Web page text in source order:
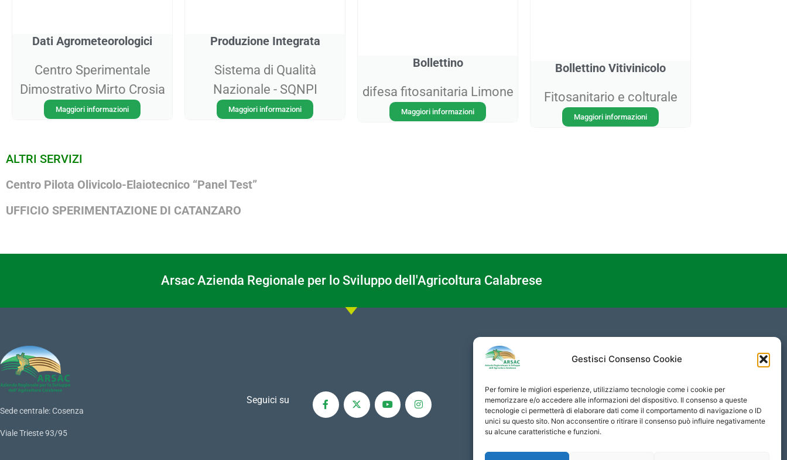
Gestisci Consenso Cookie
Per fornire le migliori esperienze, utilizziamo tecnologie come i cookie per
memorizzare e/o accedere alle informazioni del dispositivo. Il consenso a queste
tecnologie ci permetterà di elaborare dati come il comportamento di navigazione o ID
unici su questo sito. Non acconsentire o ritirare il consenso può influire negativamente
su alcune caratteristiche e funzioni.
Dati Agrometeorologici
Centro Sperimentale
Dimostrativo Mirto Crosia
Maggiori informazioni
Produzione Integrata
Sistema di Qualità
Nazionale - SQNPI
Maggiori informazioni
Bollettino
difesa fitosanitaria Limone
Maggiori informazioni
Bollettino Vitivinicolo
Fitosanitario e colturale
Maggiori informazioni
ALTRI SERVIZI
Centro Pilota Olivicolo-Elaiotecnico “Panel Test”
UFFICIO SPERIMENTAZIONE DI CATANZARO
Arsac Azienda Regionale per lo Sviluppo dell'Agricoltura Calabrese
Sede centrale: Cosenza
Viale Trieste 93/95
Seguici su
PRIVACY
Informativa Privacy
Cookies Policy
Social Media Policy
Contatti